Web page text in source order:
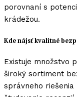
porovnaní s
krádežou.
Kde nájsť kvalitné
Existuje množstvo
široký sortiment
správneho riešenia